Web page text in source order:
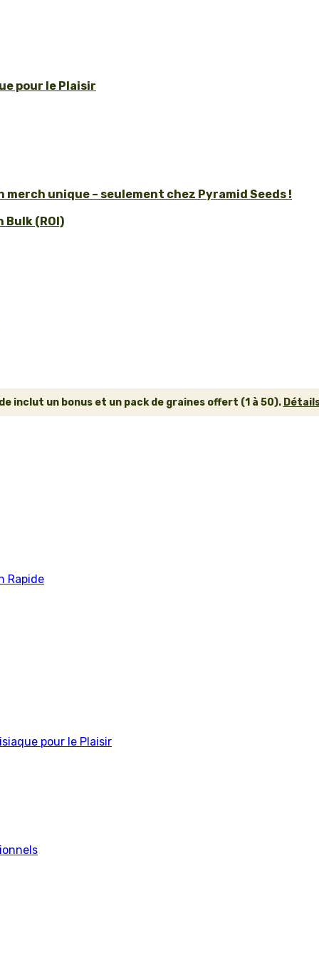
pour le Plaisir
unique – seulement chez Pyramid Seeds !
Bulk (ROI)
inclut un bonus et un pack de graines offert (1 à 50).
Rapide
pour le Plaisir